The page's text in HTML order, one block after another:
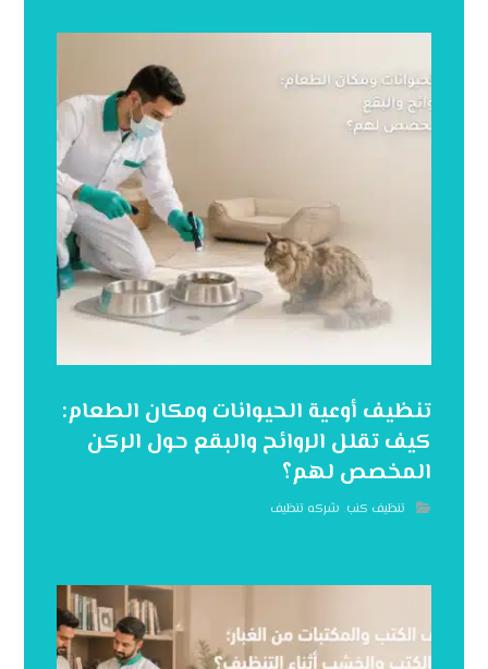
تنظيف أوعية الحيوانات ومكان الطعام:
كيف تقلل الروائح والبقع حول الركن
المخصص لهم؟
تنظيف كنب, شركه تنظيف